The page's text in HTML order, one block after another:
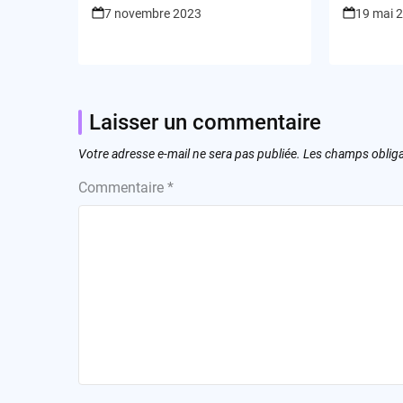
7 novembre 2023
sursaut
19 mai
Laisser un commentaire
Votre adresse e-mail ne sera pas publiée. Les champs
Commentaire *